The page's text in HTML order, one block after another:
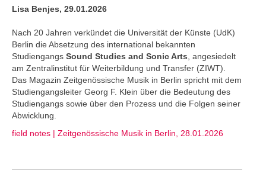
Lisa Benjes, 29.01.2026
Nach 20 Jahren verkündet die Universität der Künste (UdK)
Berlin die Absetzung des international bekannten
Studiengangs Sound Studies and Sonic Arts , angesiedelt
am Zentralinstitut für Weiterbildung und Transfer (ZIWT).
Das Magazin Zeitgenössische Musik in Berlin spricht mit dem
Studiengangsleiter Georg F. Klein über die Bedeutung des
Studiengangs sowie über den Prozess und die Folgen seiner
Abwicklung.
field notes | Zeitgenössische Musik in Berlin, 28.01.2026